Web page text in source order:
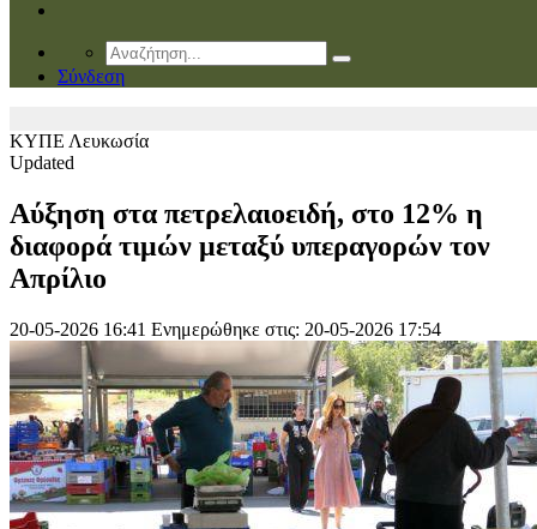
Σύνδεση
ΚΥΠΕ Λευκωσία
Updated
Αύξηση στα πετρελαιοειδή, στο 12% η
διαφορά τιμών μεταξύ υπεραγορών τον
Απρίλιο
20-05-2026 16:41 Ενημερώθηκε στις: 20-05-2026 17:54